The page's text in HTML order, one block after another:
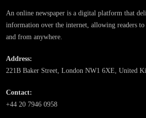
महाकुम्भ मेलामा भाइरल भएकी युवती
An online newspaper is a digital platform that
information over the internet, allowing readers to
and from anywhere.
Address:
221B Baker Street, London NW1 6XE, United
Contact:
+44 20 7946 0958